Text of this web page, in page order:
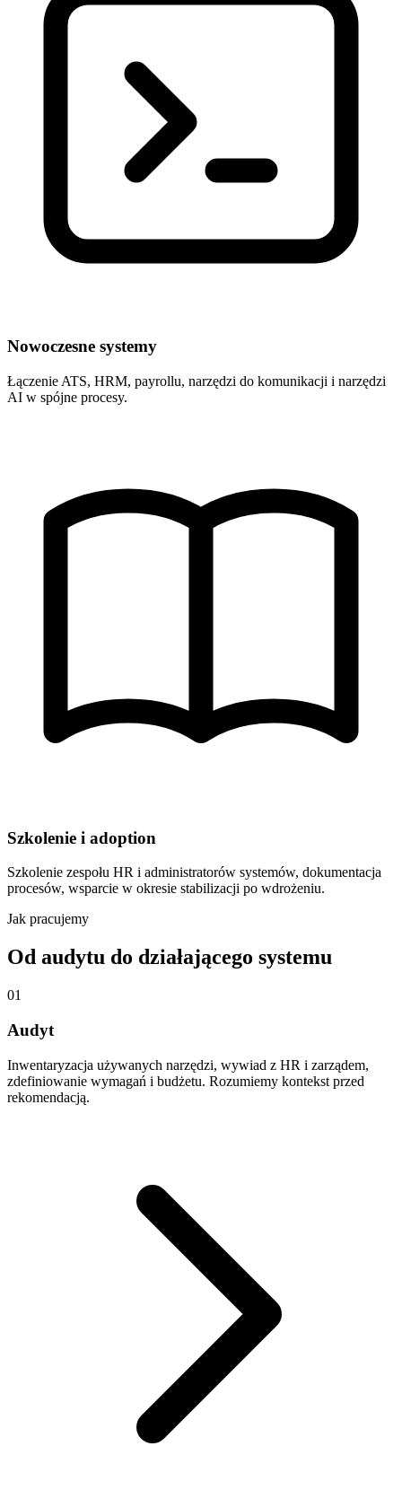
Nowoczesne systemy
Łączenie ATS, HRM, payrollu, narzędzi do komunikacji i narzędzi
AI w spójne procesy.
Szkolenie i adoption
Szkolenie zespołu HR i administratorów systemów, dokumentacja
procesów, wsparcie w okresie stabilizacji po wdrożeniu.
Jak pracujemy
Od audytu do działającego systemu
01
Audyt
Inwentaryzacja używanych narzędzi, wywiad z HR i zarządem,
zdefiniowanie wymagań i budżetu. Rozumiemy kontekst przed
rekomendacją.